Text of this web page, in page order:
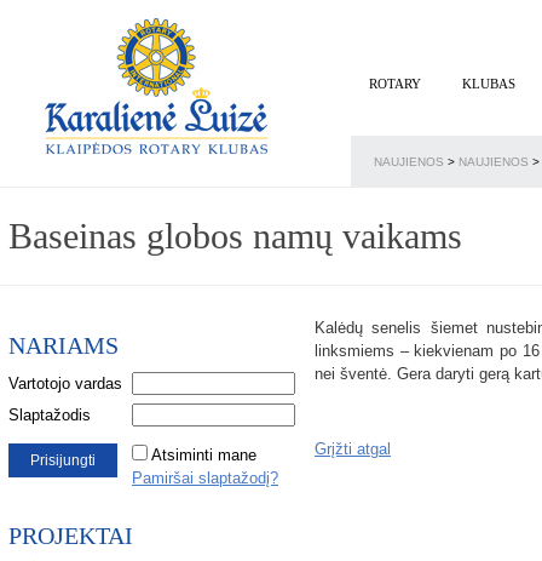
ROTARY KLUBAS
NAUJIENOS > NAUJIENOS >
Baseinas globos namų vaikams
NARIAMS
Vartotojo vardas
Slaptažodis
Atsiminti mane
Pamiršai slaptažodį?
PROJEKTAI
Kalėdų senelis šiemet
linksmiems – kiekvienam po
nei šventė. Gera daryti gerą
Grįžti atgal